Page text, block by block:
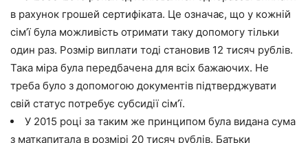
в рахунок грошей сертифіката. Це означає, що у кожній
сім’ї була можливість отримати таку допомогу тільки
один раз. Розмір виплати тоді становив 12 тисяч рублів.
Така міра була передбачена для всіх бажаючих. Не
треба було з допомогою документів підтверджувати
свій статус потребує субсидії сім’ї.
У 2015 році за таким же принципом була видана сума
з маткапитала в розмірі 20 тисяч рублів. Батьки